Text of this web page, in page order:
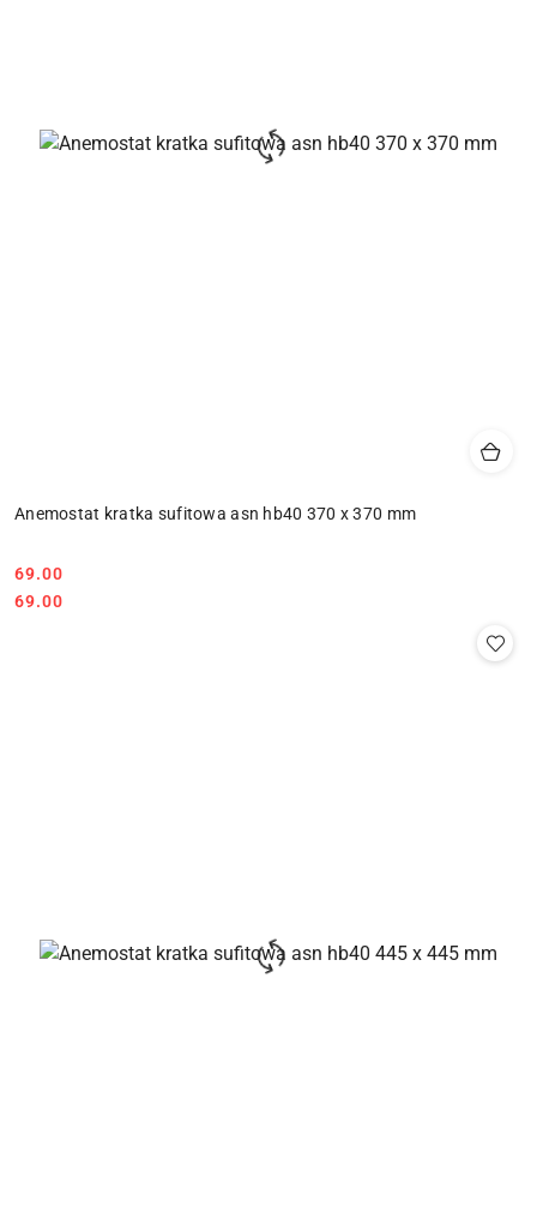
Anemostat kratka sufitowa asn hb40 370 x 370 mm
Cena:
69.00
Cena:
69.00